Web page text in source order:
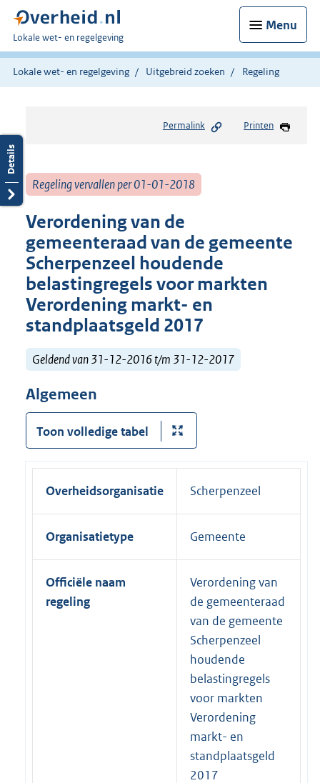
Menu
U
bent
hier:
Lokale wet- en regelgeving
Lokale wet- en regelgeving Uitgebreid zoeken Regeling
Permalink Printen
Regeling vervallen per 01-01-2018
Verordening van de
gemeenteraad van de gemeente
Scherpenzeel houdende
belastingregels voor markten
Verordening markt- en
standplaatsgeld 2017
Geldend van 31-12-2016 t/m 31-12-2017
Algemeen
Toon volledige tabel
Overheidsorganisatie Scherpenzeel
Organisatietype Gemeente
Officiële naam
regeling
Verordening van
de gemeenteraad
van de gemeente
Scherpenzeel
houdende
belastingregels
voor markten
Verordening
markt- en
standplaatsgeld
2017